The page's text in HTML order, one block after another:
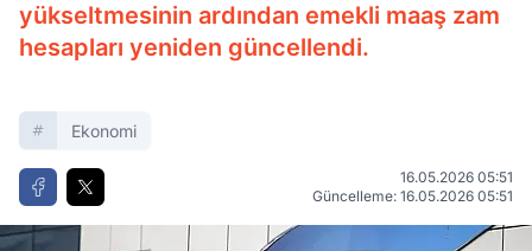
yükseltmesinin ardından emekli maaş zam
hesapları yeniden güncellendi.
Ekonomi
16.05.2026 05:51
Güncelleme: 16.05.2026 05:51